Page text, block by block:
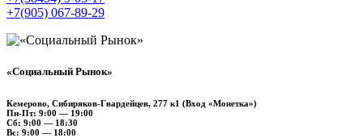
+7(905) 067‑89‑29
«Социальный Рынок»
Кемерово, Сибиряков-Гвардейцев, 277 к1 (Вход «Монетка»)
Пн-Пт: 9:00 — 19:00
Сб: 9:00 — 18:30
Вс: 9:00 — 18:00